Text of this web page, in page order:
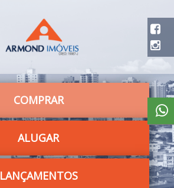
COMPRAR
ALUGAR
LANÇAMENTOS